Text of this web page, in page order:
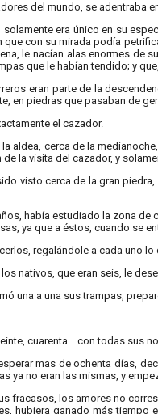
del mundo, se adentraba
solamente era único en su
que con su mirada podía
le nacían alas enormes de
que le habían tendido; y
eran parte de la
en piedras que pasaban de
el cazador.
aldea, cerca de la
de la visita del cazador, y
visto cerca de la gran
había estudiado la zona
ya que a éstos, cuando se
regalándole a cada uno
nativos, que eran seis, le
una a una sus trampas,
cuarenta... con todas sus
mas de ochenta días,
ya no eran las mismas, y
fracasos, los amores no
hubiera ganado más tiempo